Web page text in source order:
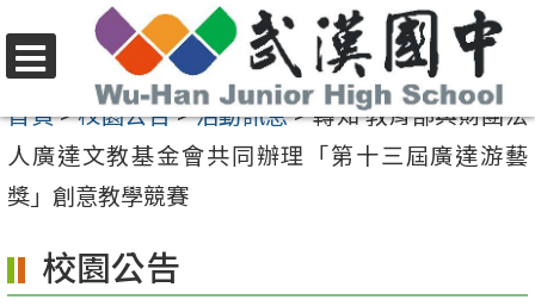
至
要
內
區
選
單
首頁>校園公告>活動訊息>轉知 教育部與財團法
人廣達文教基金會共同辦理「第十三屆廣達游藝
獎」創意教學競賽
校園公告